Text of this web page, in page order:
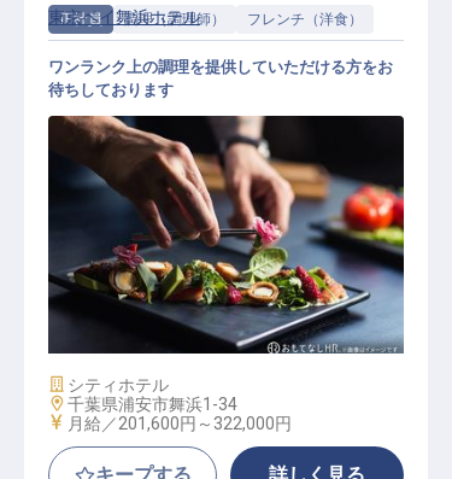
正社員 調理（調理師） フレンチ（洋食）
洋食調理
東京ベイ舞浜ホテル
ワンランク上の調理を提供していただける方をお
待ちしております
施設業態
シティホテル
勤務地
千葉県浦安市舞浜1-34
給与
月給／201,600円～ 322,000円